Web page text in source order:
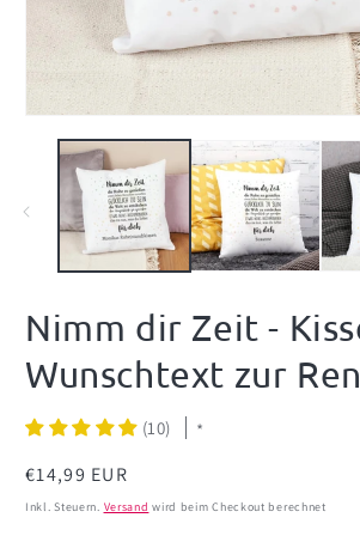
Nimm dir Zeit -
Wunschtext zur
(10) *
Normaler
Preis
€14,99 EUR
Inkl. Steuern. Versand wird beim Checkout berechnet